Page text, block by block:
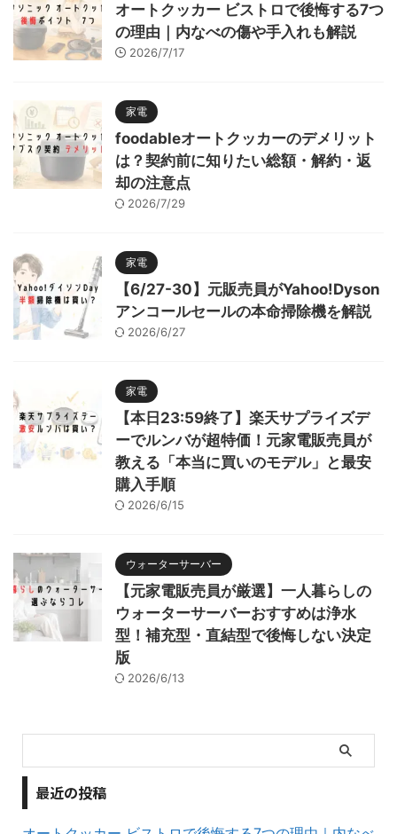
オートクッカー ビストロで後悔する7つ
の理由｜内なべの傷や手入れも解説
2026/7/17
家電
foodableオートクッカーのデメリット
は？契約前に知りたい総額・解約・返
却の注意点
2026/7/29
家電
【6/27-30】元販売員がYahoo!Dyson
アンコールセールの本命掃除機を解説
2026/6/27
家電
【本日23:59終了】楽天サプライズデ
ーでルンバが超特価！元家電販売員が
教える「本当に買いのモデル」と最安
購入手順
2026/6/15
ウォーターサーバー
【元家電販売員が厳選】一人暮らしの
ウォーターサーバーおすすめは浄水
型！補充型・直結型で後悔しない決定
版
2026/6/13
最近の投稿